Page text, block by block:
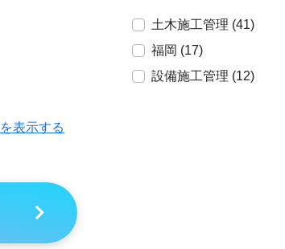
土木施工管理 (41)
福岡 (17)
設備施工管理 (12)
表示する